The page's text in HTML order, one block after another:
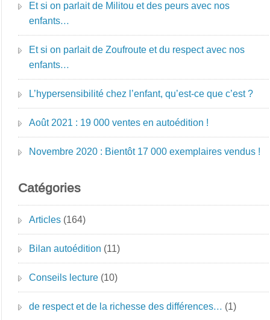
Et si on parlait de Militou et des peurs avec nos
enfants…
Et si on parlait de Zoufroute et du respect avec nos
enfants…
L’hypersensibilité chez l’enfant, qu’est-ce que c’est ?
Août 2021 : 19 000 ventes en autoédition !
Novembre 2020 : Bientôt 17 000 exemplaires vendus !
Catégories
Articles (164)
Bilan autoédition (11)
Conseils lecture (10)
de respect et de la richesse des différences… (1)